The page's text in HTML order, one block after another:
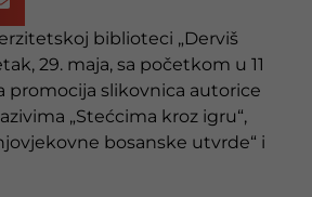
biblioteci „Derviš
29. maja, sa početkom u 11
promocija slikovnica autorice
„Stećcima kroz igru“,
bosanske utvrde“ i